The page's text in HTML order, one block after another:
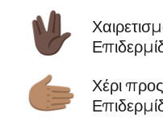
🖖🏿
🫱🏽
Χέρι